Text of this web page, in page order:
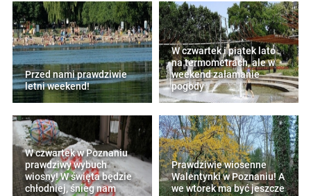
Przed nami prawdziwie
letni weekend!
W czwartek i piątek lato
na termometrach, ale w
weekend załamanie
pogody
W czwartek w Poznaniu
prawdziwy wybuch
wiosny! W święta będzie
chłodniej, śnieg nam
Prawdziwie wiosenne
Walentynki w Poznaniu! A
we wtorek ma być jeszcze